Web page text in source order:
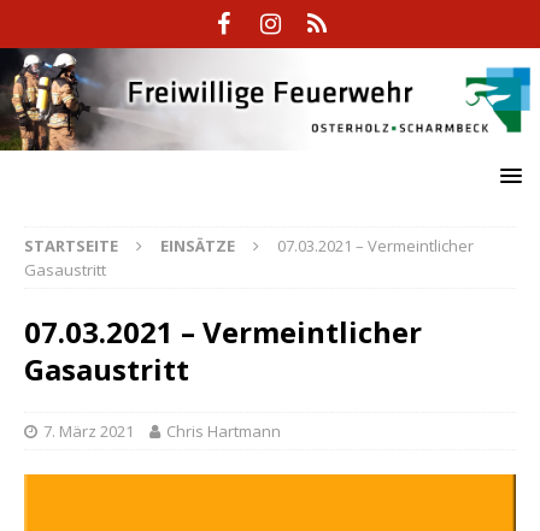
STARTSEITE EINSÄTZE
07.03.2021 – Vermeintlicher
Gasaustritt
07.03.2021 – Vermeintlicher
Gasaustritt
7. März 2021 Chris Hartmann